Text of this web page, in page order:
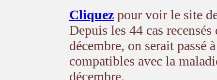
Cliquez pour voir le site
Depuis les 44 cas recensés
décembre, on serait passé
compatibles avec la
décembre.